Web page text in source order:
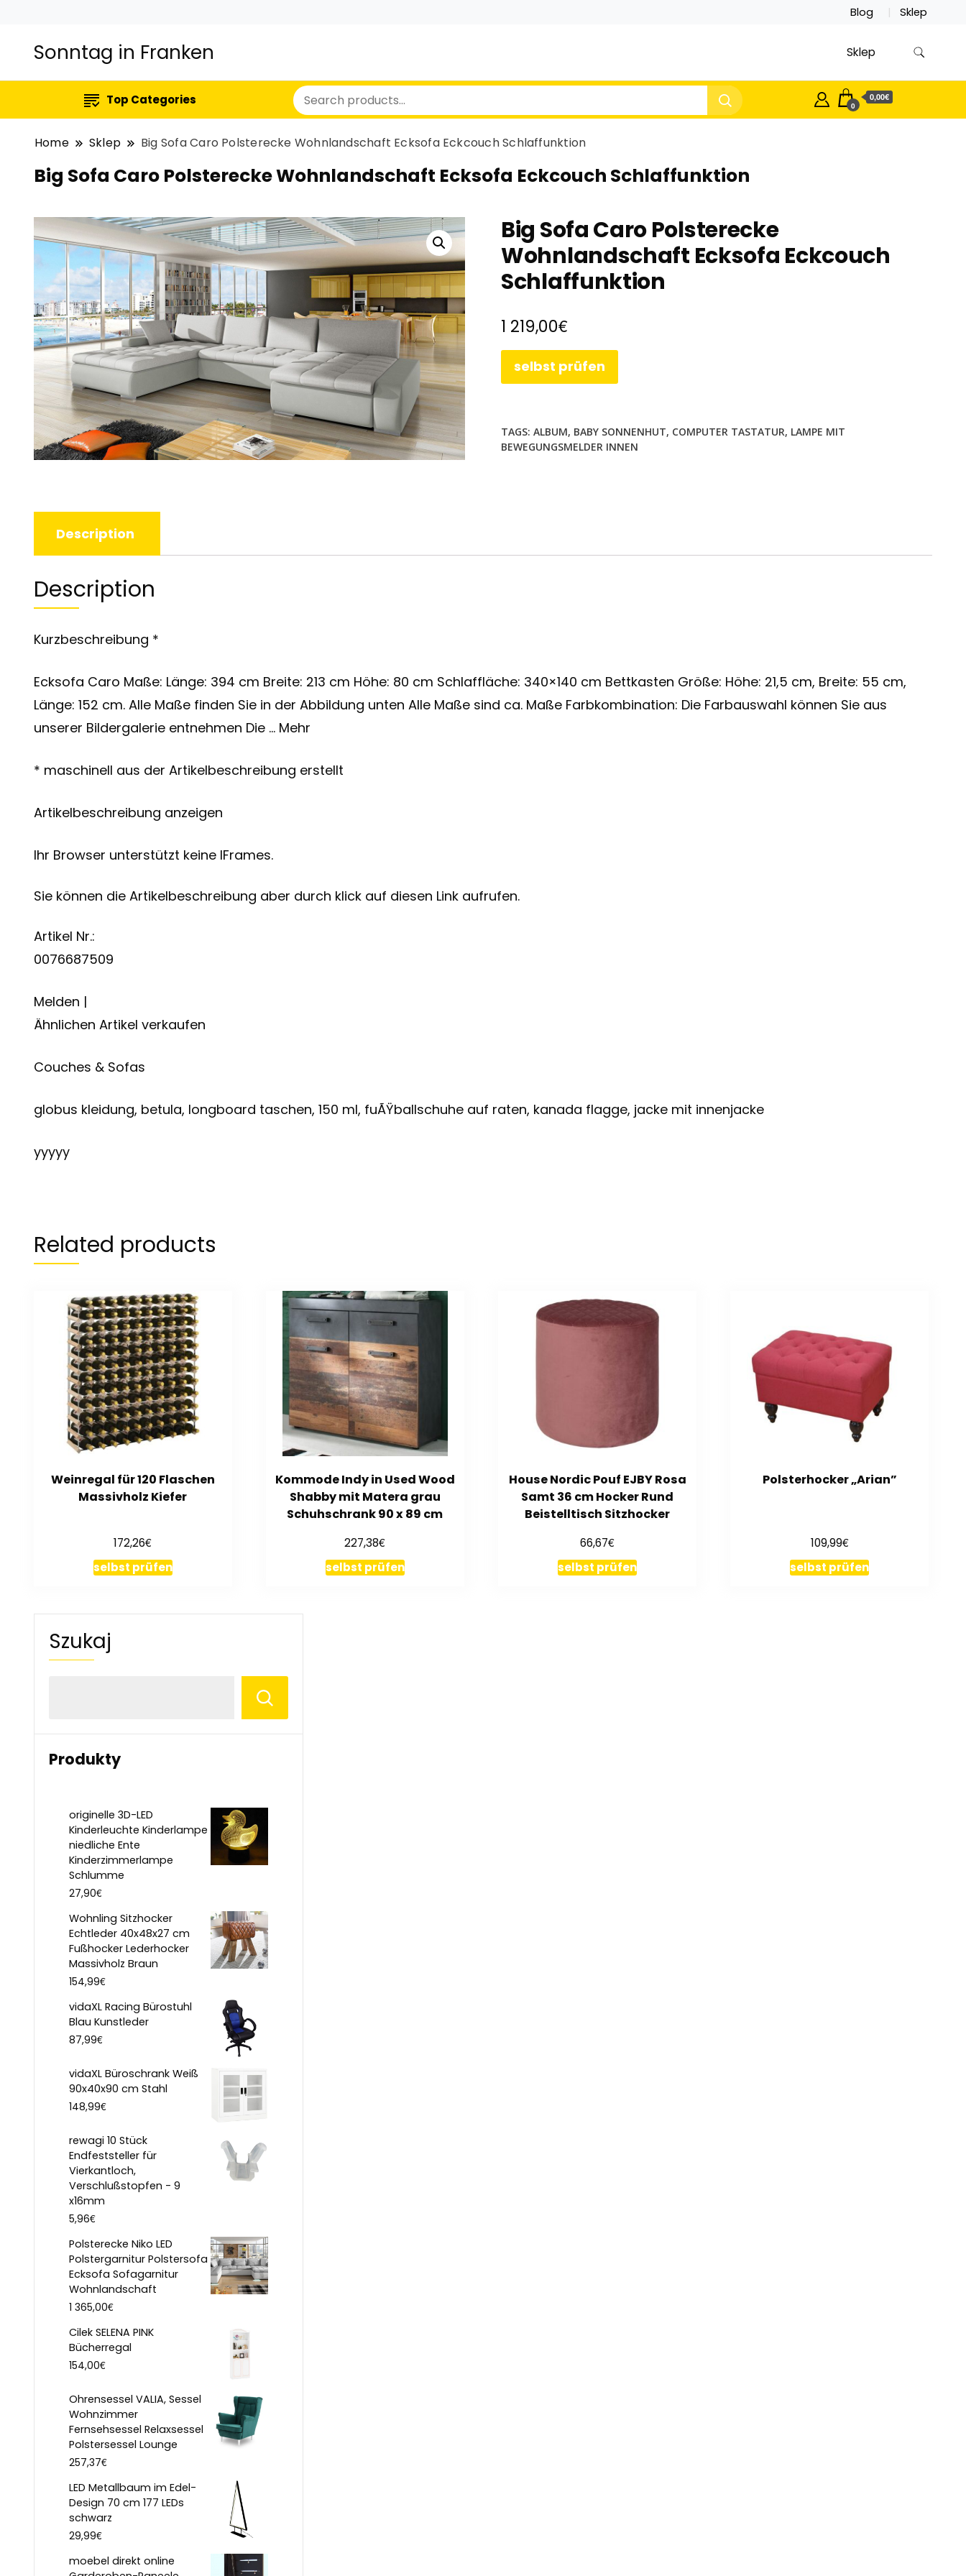
Blog Sklep
Sonntag in Franken Sklep
Top Categories 0
0,00€
Home Sklep Big Sofa Caro Polsterecke Wohnlandschaft Ecksofa Eckcouch Schlaffunktion
Big Sofa Caro Polsterecke Wohnlandschaft Ecksofa Eckcouch Schlaffunktion
Big Sofa Caro Polsterecke
Wohnlandschaft Ecksofa Eckcouch
Schlaffunktion
1 219,00€
selbst prüfen
TAGS: ALBUM, BABY SONNENHUT, COMPUTER TASTATUR, LAMPE MIT
BEWEGUNGSMELDER INNEN
Description
Description
Kurzbeschreibung *
Ecksofa Caro Maße: Länge: 394 cm Breite: 213 cm Höhe: 80 cm Schlaffläche: 340×140 cm Bettkasten Größe: Höhe: 21,5 cm, Breite: 55 cm,
Länge: 152 cm. Alle Maße finden Sie in der Abbildung unten Alle Maße sind ca. Maße Farbkombination: Die Farbauswahl können Sie aus
unserer Bildergalerie entnehmen Die … Mehr
* maschinell aus der Artikelbeschreibung erstellt
Artikelbeschreibung anzeigen
Ihr Browser unterstützt keine IFrames.
Sie können die Artikelbeschreibung aber durch klick auf diesen Link aufrufen.
Artikel Nr.:
0076687509
Melden |
Ähnlichen Artikel verkaufen
Couches & Sofas
globus kleidung, betula, longboard taschen, 150 ml, fuÃŸballschuhe auf raten, kanada flagge, jacke mit innenjacke
yyyyy
Related products
Weinregal für 120 Flaschen
Massivholz Kiefer
172,26€
selbst prüfen
Kommode Indy in Used Wood
Shabby mit Matera grau
Schuhschrank 90 x 89 cm
227,38€
selbst prüfen
House Nordic Pouf EJBY Rosa
Samt 36 cm Hocker Rund
Beistelltisch Sitzhocker
66,67€
selbst prüfen
Polsterhocker „Arian”
109,99€
selbst prüfen
Szukaj
Produkty
originelle 3D-LED
Kinderleuchte Kinderlampe
niedliche Ente
Kinderzimmerlampe
Schlumme
27,90€
Wohnling Sitzhocker
Echtleder 40x48x27 cm
Fußhocker Lederhocker
Massivholz Braun
154,99€
vidaXL Racing Bürostuhl
Blau Kunstleder
87,99€
vidaXL Büroschrank Weiß
90x40x90 cm Stahl
148,99€
rewagi 10 Stück
Endfeststeller für
Vierkantloch,
Verschlußstopfen - 9
x16mm
5,96€
Polsterecke Niko LED
Polstergarnitur Polstersofa
Ecksofa Sofagarnitur
Wohnlandschaft
1 365,00€
Cilek SELENA PINK
Bücherregal
154,00€
Ohrensessel VALIA, Sessel
Wohnzimmer
Fernsehsessel Relaxsessel
Polstersessel Lounge
257,37€
LED Metallbaum im Edel-
Design 70 cm 177 LEDs
schwarz
29,99€
moebel direkt online